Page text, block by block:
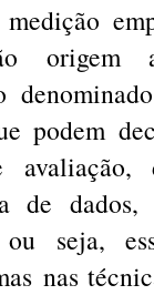
origem
podem
de dados,
seja,
nas